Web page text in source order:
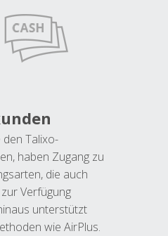
den Talixo-
haben Zugang zu
die auch
Verfügung
unterstützt
wie AirPlus.